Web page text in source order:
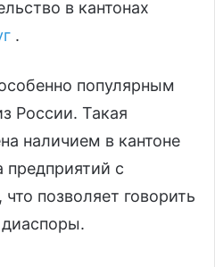
в кантонах
.
популярным
России. Такая
наличием в кантоне
предприятий с
позволяет говорить